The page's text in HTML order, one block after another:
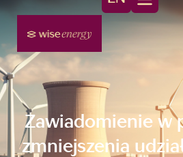
Zawiadomienie w
zmniejszenia